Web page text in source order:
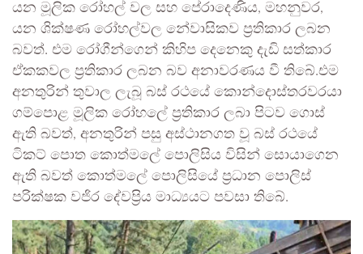
යන මූලික රෝහල් වල සහ පේරාදෙණිය, මහනුවර,
යන ශික්ෂණ රෝහල්වල නේවාසිකව ප්‍රතිකාර ලබන
බවත්. එම රෝගීන්ගෙන් කිහිප දෙනෙකු දැඩි සත්කාර
ඒකකවල ප්‍රතිකාර ලබන බව අනාවරණය වී තිබේ.එම
අනතුරින් තුවාල ලැබූ බස් රථයේ කොන්දොස්තරවරයා
ගම්පොළ මූලික රෝහලේ ප්‍රතිකාර ලබා පිටව ගොස්
ඇති බවත්, අනතුරින් පසු අස්ථානගත වූ බස් රථයේ
ටිකට් පොත කොත්මලේ පොලිසිය විසින් සොයාගෙන
ඇති බවත් කොත්මලේ පොලිසියේ ප්‍රධාන පොලිස්
පරික්ෂක වජිර දේවප්‍රිය මාධ්‍යයට පවසා තිබේ.